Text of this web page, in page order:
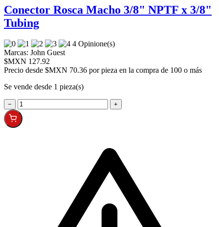
Conector Rosca Macho 3/8" NPTF x 3/8"
Tubing
4 Opinione(s)
Marcas: John Guest
$MXN 127.92
Precio desde $MXN 70.36 por pieza en la compra de 100 o más
Se vende desde 1 pieza(s)
− +